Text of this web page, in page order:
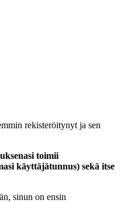
rekisteröitynyt ja sen
toimii
käyttäjätunnus) sekä itse
sinun on ensin